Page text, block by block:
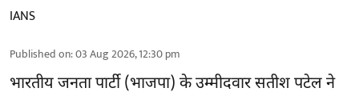
IANS
Published on:03 Aug 2026, 12:30 pm
भारतीय जनता पार्टी (भाजपा) के उम्मीदवार सतीश पटेल ने